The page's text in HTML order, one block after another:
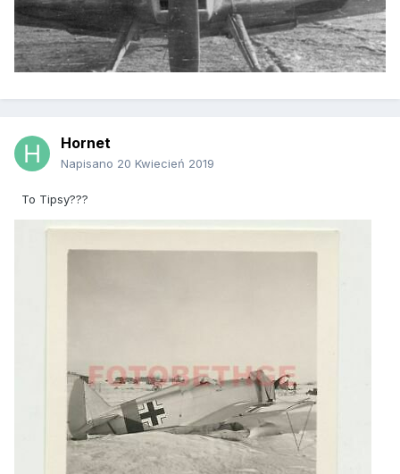
Hornet
Napisano 20 Kwiecień 2019
To Tipsy???